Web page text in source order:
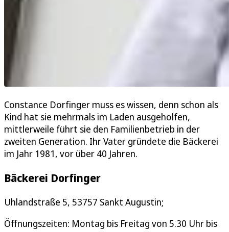
Constance Dorfinger muss es wissen, denn schon als
Kind hat sie mehrmals im Laden ausgeholfen,
mittlerweile führt sie den Familienbetrieb in der
zweiten Generation. Ihr Vater gründete die Bäckerei
im Jahr 1981, vor über 40 Jahren.
Bäckerei Dorfinger
Uhlandstraße 5, 53757 Sankt Augustin;
Öffnungszeiten: Montag bis Freitag von 5.30 Uhr bis